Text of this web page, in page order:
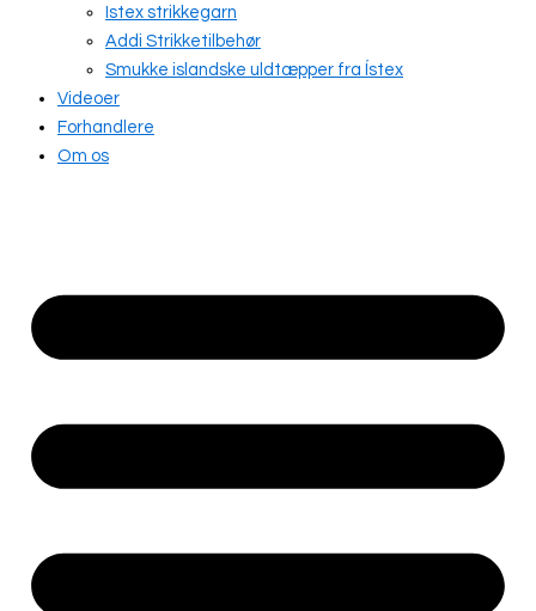
Istex strikkegarn
Addi Strikketilbehør
Smukke islandske uldtæpper fra Ístex
Videoer
Forhandlere
Om os